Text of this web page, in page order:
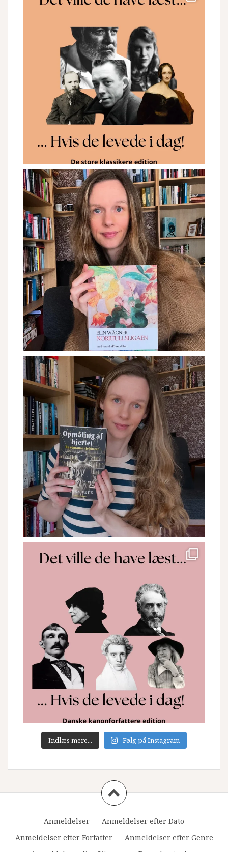
Indlæs mere... Følg på Instagram
Anmeldelser
Anmeldelser efter Dato
Anmeldelser efter Forfatter
Anmeldelser efter Genre